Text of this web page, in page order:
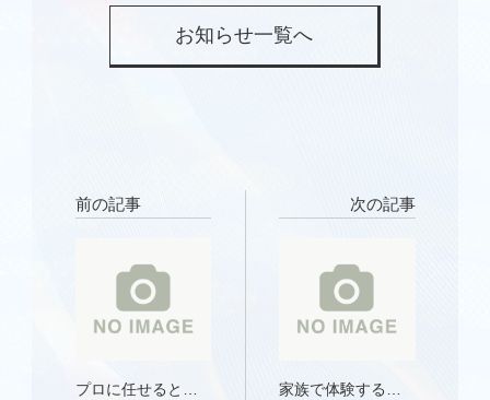
お知らせ一覧へ
前の記事
プロに任せるとい
次の記事
家族で体験する箔